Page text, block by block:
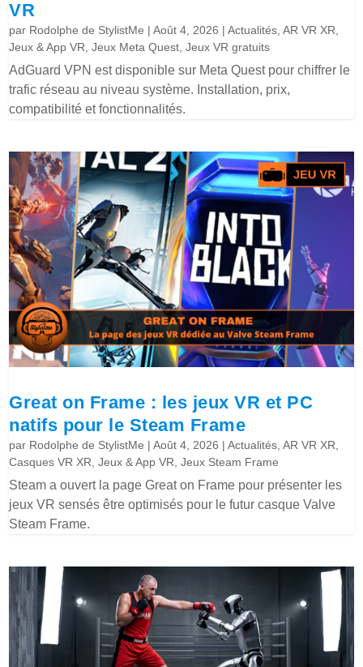
VR
par Rodolphe de StylistMe |Août 4, 2026 |Actualités ,AR VR XR
Jeux & App VR ,Jeux Meta Quest ,Jeux VR gratuits
AdGuard VPN est disponible sur Meta Quest pour chiffrer le
trafic réseau au niveau système. Installation, prix,
compatibilité et fonctionnalités.
Great on Frame : les jeux VR et PC
natifs pour le Steam Frame
par Rodolphe de StylistMe |Août 4, 2026 |Actualités ,AR VR XR
Casques VR XR ,Jeux & App VR ,Jeux Steam Frame
Steam a ouvert la page Great on Frame pour présenter les
jeux VR sensés être optimisés pour le futur casque Valve
Steam Frame.